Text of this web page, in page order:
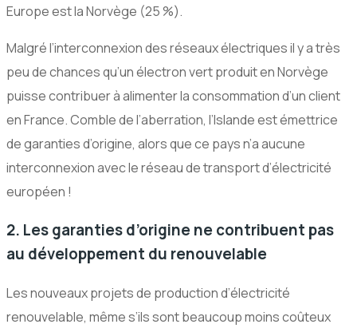
Europe est la Norvège (25 %).
Malgré l’interconnexion des réseaux électriques il y a très
peu de chances qu’un électron vert produit en Norvège
puisse contribuer à alimenter la consommation d’un client
en France. Comble de l’aberration, l’Islande est émettrice
de garanties d’origine, alors que ce pays n’a aucune
interconnexion avec le réseau de transport d’électricité
européen !
2. Les garanties d’origine ne contribuent pas
au développement du renouvelable
Les nouveaux projets de production d’électricité
renouvelable, même s’ils sont beaucoup moins coûteux